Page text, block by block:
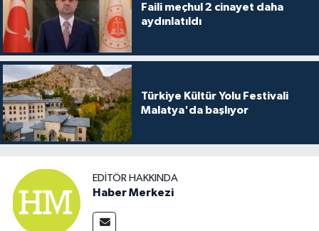
Faili meçhul 2 cinayet daha
aydınlatıldı
Türkiye Kültür Yolu Festivali
Malatya'da başlıyor
EDITÖR HAKKINDA
Haber Merkezi